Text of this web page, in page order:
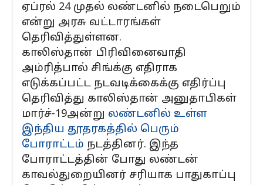
ஏப்ரல் 24 முதல் லண்டனில் நடைபெறும்
என்று அரசு வட்டாரங்கள்
தெரிவித்துள்ளன.
காலிஸ்தான் பிரிவினைவாதி
அம்ரித்பால் சிங்க்கு எதிராக
எடுக்கப்பட்ட நடவடிக்கைக்கு எதிர்ப்பு
தெரிவித்து காலிஸ்தான் அனுதாபிகள்
மார்ச்-19அன்று லண்டனில் உள்ள
இந்திய தூதரகத்தில் பெரும்
போராட்டம் நடத்தினர். இந்த
போராட்டத்தின் போது லண்டன்
காவல்துறையினர் சரியாக பாதுகாப்பு